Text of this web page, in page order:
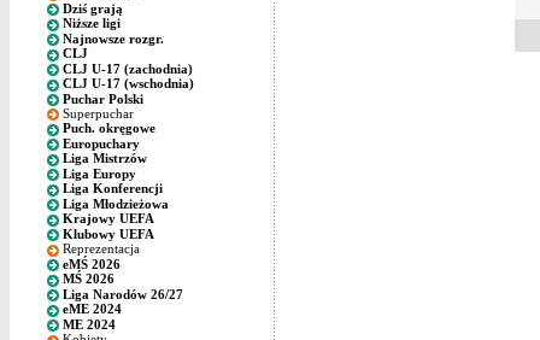
Dziś grają
Niższe ligi
Najnowsze rozgr.
CLJ
CLJ U-17 (zachodnia)
CLJ U-17 (wschodnia)
Puchar Polski
Superpuchar
Puch. okręgowe
Europuchary
Liga Mistrzów
Liga Europy
Liga Konferencji
Liga Młodzieżowa
Krajowy UEFA
Klubowy UEFA
Reprezentacja
eMŚ 2026
MŚ 2026
Liga Narodów 26/27
eME 2024
ME 2024